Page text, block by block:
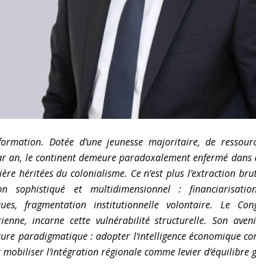
Dotée d’une jeunesse majoritaire, de
an, le continent demeure paradoxalement enfermé dans
héritées du colonialisme. Ce n’est plus l’extraction
sophistiqué et multidimensionnel :
fragmentation institutionnelle volontaire. Le
incarne cette vulnérabilité structurelle. Son
paradigmatique : adopter l’intelligence économique
l’intégration régionale comme levier d’équilibre